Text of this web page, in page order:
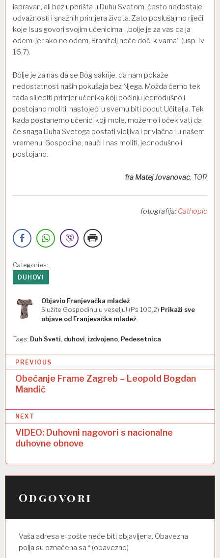
ispravan, ali bez uporišta u Duhu Svetom, često nedostaje
odvažnosti i snažnih primjera života. Zato poslušajmo riječi
koje Isus govori svojim učenicima: „bolje je za vas da ja
odem: jer ako ne odem, Branitelj neće doći k vama“ (usp. Iv
16,7).
Bolje je za nas da se Bog sakrije, da nam pokaže
nedostatnost naših pokušaja bez Njega. Možda ćemo tek
tada slijediti primjer učenika koji počinju jednodušno i
postojano moliti, nastojeći u svemu biti poput Učitelja. Tek
kada postanemo učenici koji mole, možemo i očekivati da
će snaga Duha Svetoga postati vidljiva i privlačna i u našem
vremenu. Gospodine, nauči i nas moliti, jednodušno i
postojano.
fra Matej Jovanovac, TOR
fotografija: Cathopic
Categories:
DUHOVI
Objavio Franjevačka mladež
Služite Gospodinu u veselju! (Ps 100,2) Prikaži sve
objave od Franjevačka mladež
Tags: Duh Sveti, duhovi, izdvojeno, Pedesetnica
N
i
g
c
i
o
PREVIOUS
Obećanje Frame Zagreb – Leopold Bogdan
Mandić
NEXT
VIDEO: Duhovni nagovori s nacionalne
duhovne obnove
Odgovori
Vaša adresa e-pošte neće biti objavljena. Obavezna
polja su označena sa * (obavezno)